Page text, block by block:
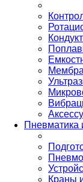
Пневматика
Краны